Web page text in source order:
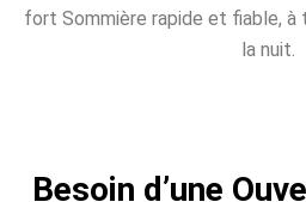
fort Sommière rapide et fiable, à
la nuit.
Besoin d’une